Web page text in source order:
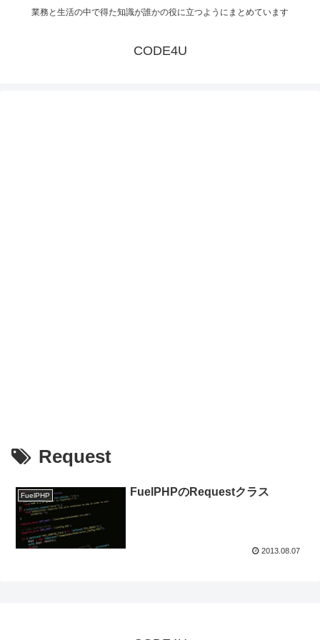
業務と生活の中で得た知識が誰かの役に立つようにまとめています
CODE4U
Request
FuelPHP FuelPHPのRequestクラス
2013.08.07